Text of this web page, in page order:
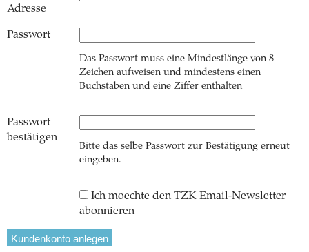
Adresse
Passwort
Das Passwort muss eine Mindestlänge von 8
Zeichen aufweisen und mindestens einen
Buchstaben und eine Ziffer enthalten
Passwort
bestätigen
Bitte das selbe Passwort zur Bestätigung erneut
eingeben.
Ich moechte den TZK Email-Newsletter
abonnieren